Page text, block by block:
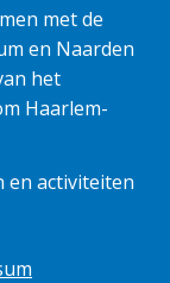
met de
en Naarden
het
Haarlem-
en activiteiten